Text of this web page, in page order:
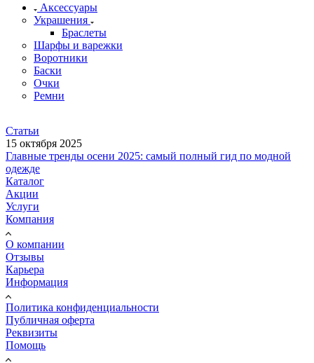
Аксессуары
Украшения
Браслеты
Шарфы и варежки
Воротники
Баски
Очки
Ремни
Статьи
15 октября 2025
Главные тренды осени 2025: самый полный гид по модной
одежде
Каталог
Акции
Услуги
Компания
О компании
Отзывы
Карьера
Информация
Политика конфиденциальности
Публичная оферта
Реквизиты
Помощь